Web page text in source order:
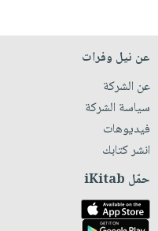
عن نيل وفرات
عن الشركة
سياسة الشركة
فيديوهات
انشر كتابك
حمّل iKitab